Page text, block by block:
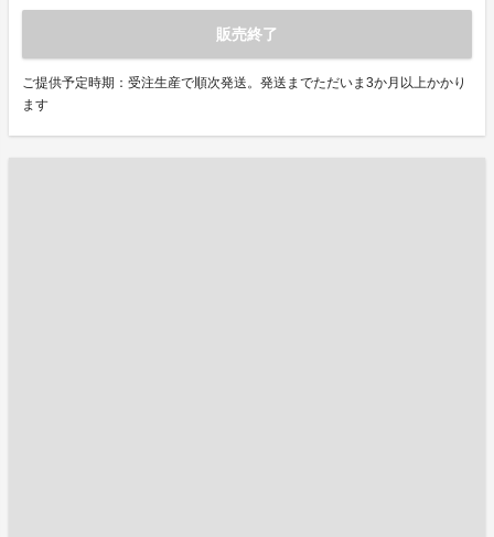
販売終了
ご提供予定時期：受注生産で順次発送。発送までただいま3か月以上かかり
ます